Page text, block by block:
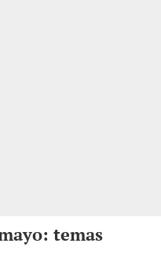
temas